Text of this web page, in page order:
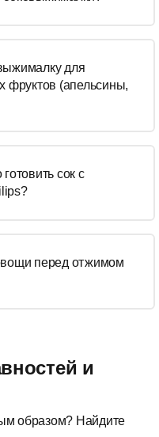
для
фруктов (апельсины,
сок с
перед отжимом
и
образом? Найдите